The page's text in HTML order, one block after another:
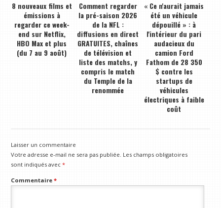
8 nouveaux films et
émissions à
regarder ce week-
end sur Netflix,
HBO Max et plus
(du 7 au 9 août)
Comment regarder
la pré-saison 2026
de la NFL :
diffusions en direct
GRATUITES, chaînes
de télévision et
liste des matchs, y
compris le match
du Temple de la
renommée
« Ce n'aurait jamais
été un véhicule
dépouillé » : à
l'intérieur du pari
audacieux du
camion Ford
Fathom de 28 350
$ contre les
startups de
véhicules
électriques à faible
coût
Laisser un commentaire
Votre adresse e-mail ne sera pas publiée. Les champs obligatoires
sont indiqués avec*
Commentaire*